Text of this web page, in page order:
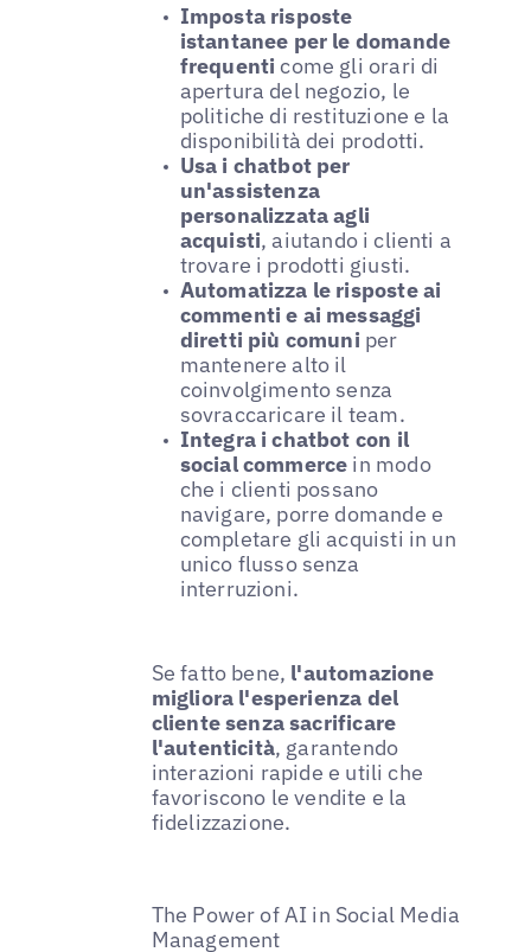
Imposta risposte
istantanee per le domande
frequenti come gli orari di
apertura del negozio, le
politiche di restituzione e la
disponibilità dei prodotti.
Usa i chatbot per
un'assistenza
personalizzata agli
acquisti, aiutando i clienti a
trovare i prodotti giusti.
Automatizza le risposte ai
commenti e ai messaggi
diretti più comuni per
mantenere alto il
coinvolgimento senza
sovraccaricare il team.
Integra i chatbot con il
social commerce in modo
che i clienti possano
navigare, porre domande e
completare gli acquisti in un
unico flusso senza
interruzioni.
Se fatto bene, l'automazione
migliora l'esperienza del
cliente senza sacrificare
l'autenticità, garantendo
interazioni rapide e utili che
favoriscono le vendite e la
fidelizzazione.
The Power of AI in Social Media
Management